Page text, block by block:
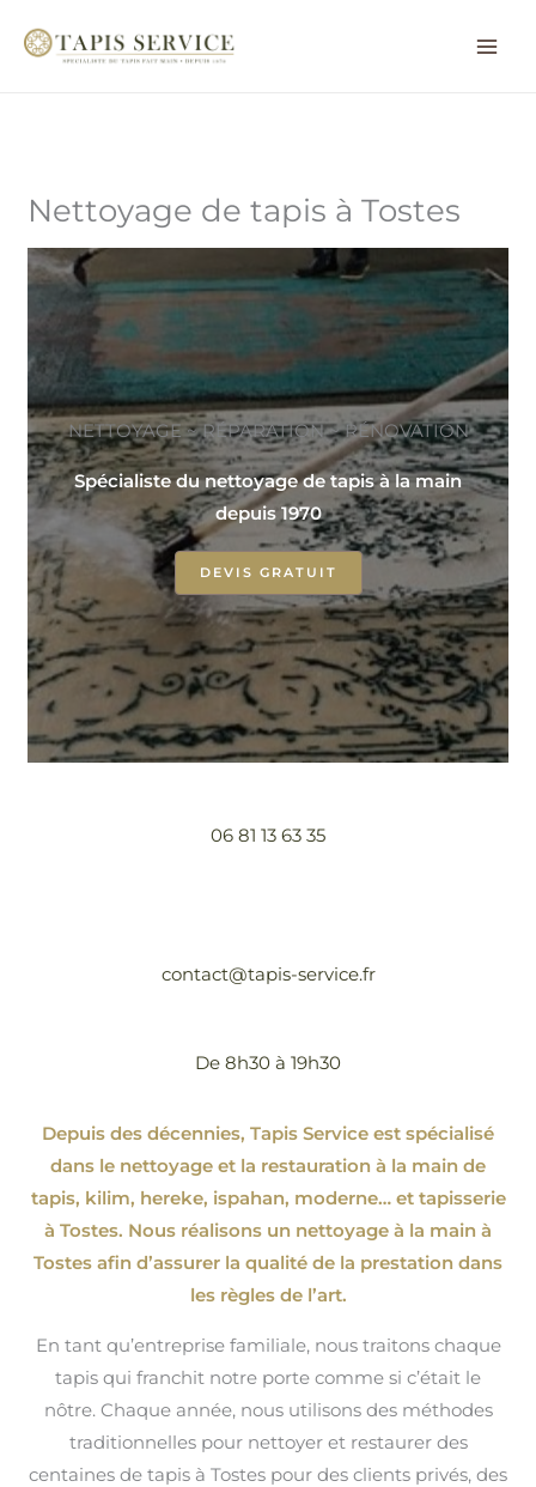
Nettoyage de tapis à Tostes
NETTOYAGE ~ RÉPARATION ~ RÉNOVATION
Spécialiste du nettoyage de tapis à la main
depuis 1970
DEVIS GRATUIT
06 81 13 63 35
contact@tapis-service.fr
De 8h30 à 19h30
Depuis des décennies, Tapis Service est spécialisé
dans le nettoyage et la restauration à la main de
tapis, kilim, hereke, ispahan, moderne…et tapisserie
à Tostes. Nous réalisons un nettoyage à la main à
Tostes afin d’assurer la qualité de la prestation dans
les règles de l’art.
En tant qu’entreprise familiale, nous traitons chaque
tapis qui franchit notre porte comme si c’était le
nôtre. Chaque année, nous utilisons des méthodes
traditionnelles pour nettoyer et restaurer des
centaines de tapis à Tostes pour des clients privés, des